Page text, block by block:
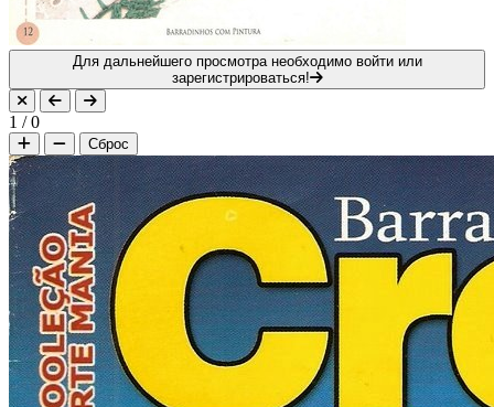
Для дальнейшего просмотра необходимо войти или
зарегистрироваться!
1 /0
Сброс